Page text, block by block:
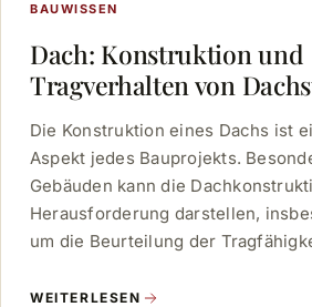
BAUWISSEN
Dach: Konstruktion und
Tragverhalten von
Die Konstruktion eines Dachs ist
Aspekt jedes Bauprojekts.
Gebäuden kann die
Herausforderung darstellen,
um die Beurteilung der
WEITERLESEN